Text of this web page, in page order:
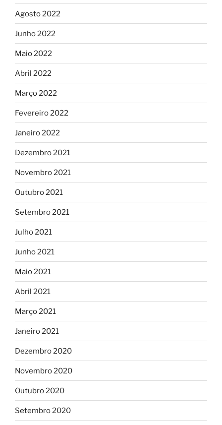
Agosto 2022
Junho 2022
Maio 2022
Abril 2022
Março 2022
Fevereiro 2022
Janeiro 2022
Dezembro 2021
Novembro 2021
Outubro 2021
Setembro 2021
Julho 2021
Junho 2021
Maio 2021
Abril 2021
Março 2021
Janeiro 2021
Dezembro 2020
Novembro 2020
Outubro 2020
Setembro 2020